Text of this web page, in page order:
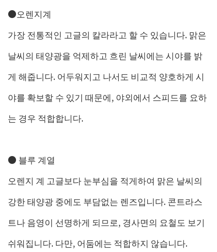
●오렌지계
가장 전통적인 고글의 칼라라고 할 수 있습니다. 맑은
날씨의 태양광을 억제하고 흐린 날씨에는 시야를 밝
게 해줍니다. 어두워지고 나서도 비교적 양호하게 시
야를 확보할 수 있기 때문에, 야외에서 스피드를 요하
는 경우 적합합니다.
● 블루 계열
오렌지 계 고글보다 눈부심을 적게하여 맑은 날씨의
강한 태양광 중에도 부담없는 렌즈입니다. 콘트라스
트나 음영이 선명하게 되므로, 경사면의 요철도 보기
쉬워집니다. 다만, 어둠에는 적합하지 않습니다.